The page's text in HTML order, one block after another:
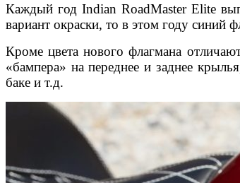
Каждый год Indian RoadMaster Elite
вариант окраски, то в этом году синий
Кроме цвета нового флагмана
«бампера» на переднее и заднее
баке и т.д.